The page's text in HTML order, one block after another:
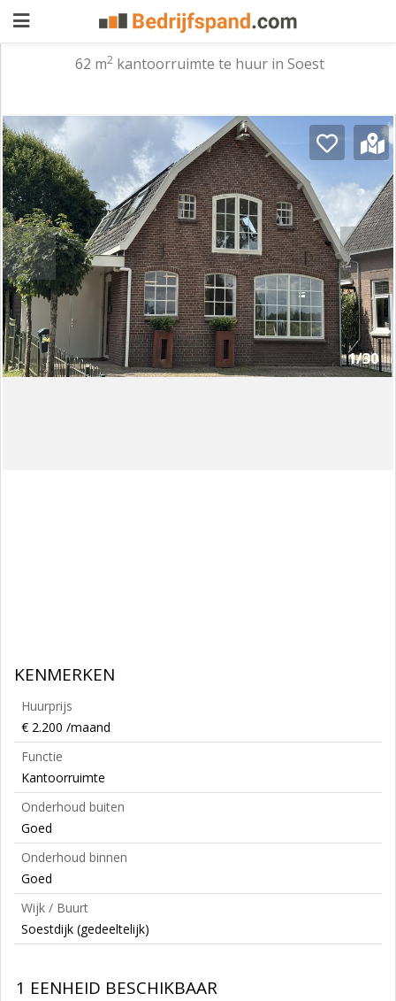
aanbieden
Pand
zoeken
Waarom
adverteren
Premium
adverteren
Blog
Registreren
Login
62 m2 kantoorruimte te huur in Soest
1/30
KENMERKEN
Huurprijs
€ 2.200 /maand
Functie
Kantoorruimte
Onderhoud buiten
Goed
Onderhoud binnen
Goed
Wijk / Buurt
Soestdijk (gedeeltelijk)
1 EENHEID BESCHIKBAAR